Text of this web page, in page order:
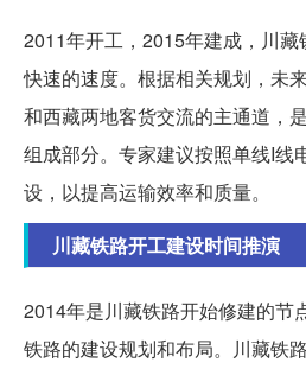
2011年开工，2015年建成，川
快速的速度。根据相关规划，未
和西藏两地客货交流的主通道，
组成部分。专家建议按照单线I线
设，以提高运输效率和质量。
川藏铁路开工建设时间推演
2014年是川藏铁路开始修建的节
铁路的建设规划和布局。川藏铁